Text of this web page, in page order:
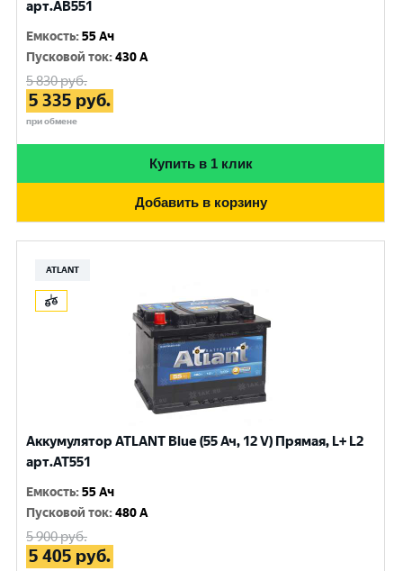
арт.AB551
Емкость:55 Ач
Пусковой ток:430 A
5 830руб.
5 335 руб.
при обмене
Купить в 1 клик
Добавить в корзину
ATLANT
Аккумулятор ATLANT Blue (55 Ач, 12 V) Прямая, L+ L2
арт.AT551
Емкость:55 Ач
Пусковой ток:480 A
5 900руб.
5 405 руб.